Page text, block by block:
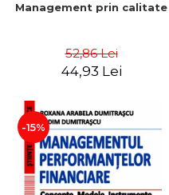
Management prin calitate
52,86 Lei
44,93 Lei
-15%